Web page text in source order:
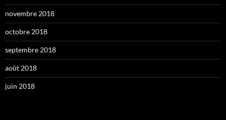
novembre 2018
octobre 2018
septembre 2018
août 2018
juin 2018